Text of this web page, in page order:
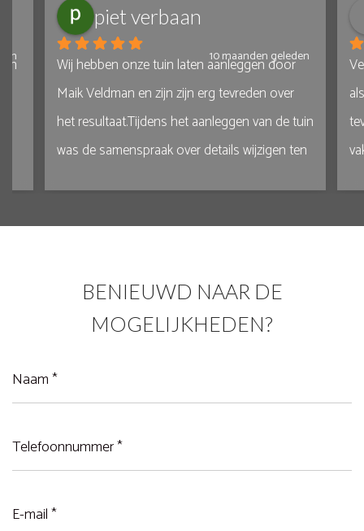
piet verbaan
10 maanden geleden
Wij hebben onze tuin laten aanleggen door
Maik Veldman en zijn zijn erg tevreden over
het resultaat.Tijdens het aanleggen van de tuin
was de samenspraak over details wijzigen ten
als
BENIEUWD NAAR DE
MOGELIJKHEDEN?
Naam (Vereist)
Telefoonnummer (Vereist)
E-